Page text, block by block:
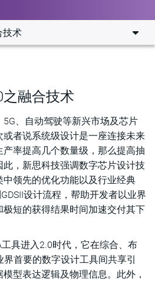
技术
融合技术
、自动驾驶等新兴市场及芯片
者说系统级设计是一座连接未来
率提高几个数量级，那么提高抽
，新思科技强调数字芯片设计技
领先的优化功能以及行业经典
设计流程，帮助开发者以业界
短的获得结果时间加速交付其下
具进入2.0时代，它在综合、布
首要的数字设计工具间共享引
型表达逻辑及物理信息。此外，